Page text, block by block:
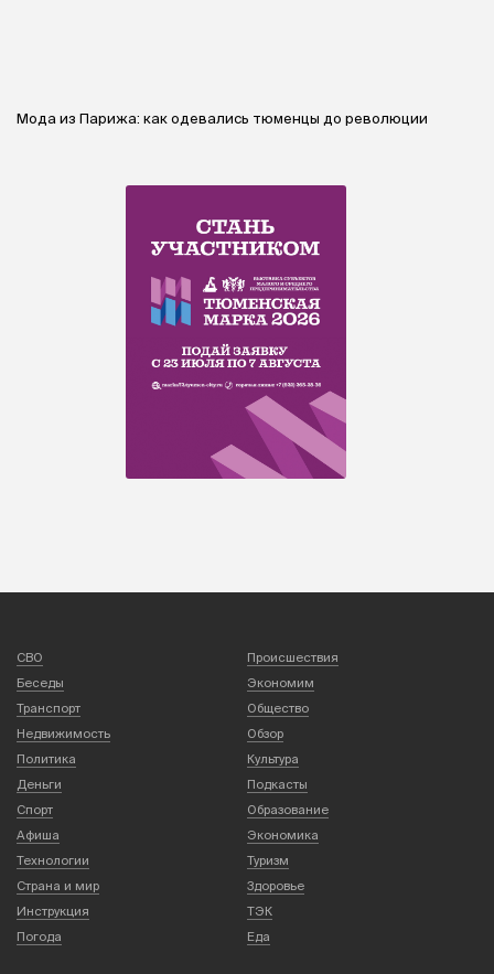
Мода из Парижа: как одевались тюменцы до революции
СВО
Происшествия
Беседы
Экономим
Транспорт
Общество
Недвижимость
Обзор
Политика
Культура
Деньги
Подкасты
Спорт
Образование
Афиша
Экономика
Технологии
Туризм
Страна и мир
Здоровье
Инструкция
ТЭК
Погода
Еда